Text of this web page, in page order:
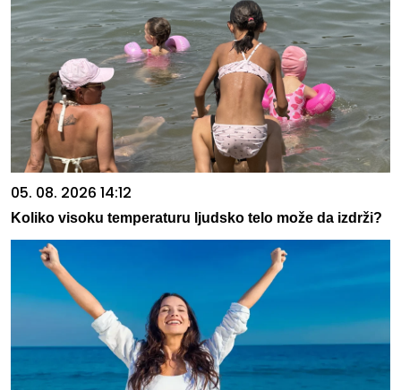
05. 08. 2026 14:12
Koliko visoku temperaturu ljudsko telo može da izdrži?